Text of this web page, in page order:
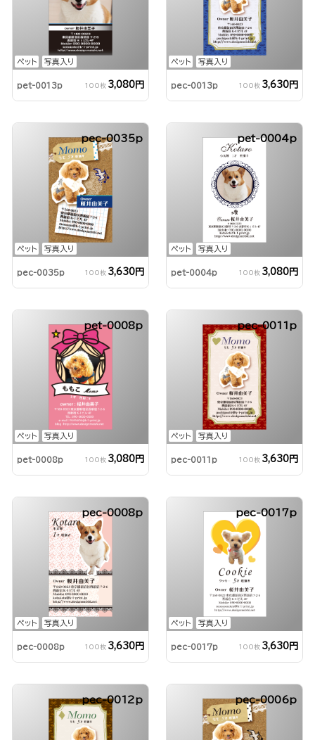
ペット 写真入り
pet-0013p 100枚 3,080円
ペット 写真入り
pec-0013p 100枚 3,630円
ペット 写真入り
pec-0035p
pec-0035p 100枚 3,630円
ペット 写真入り
pet-0004p
pet-0004p 100枚 3,080円
ペット 写真入り
pet-0008p
pet-0008p 100枚 3,080円
ペット 写真入り
pec-0011p
pec-0011p 100枚 3,630円
ペット 写真入り
pec-0008p
pec-0008p 100枚 3,630円
ペット 写真入り
pec-0017p
pec-0017p 100枚 3,630円
pec-0012p pec-0006p